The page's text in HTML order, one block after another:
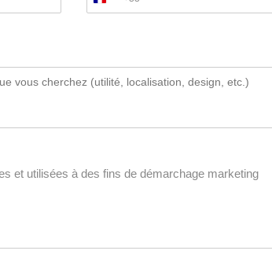
+33
et utilisées à des fins de démarchage marketing